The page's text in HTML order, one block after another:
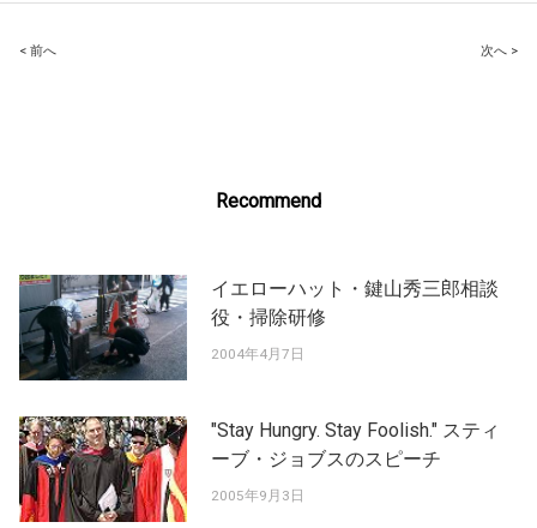
Post
< 前へ 次へ >
Recommend
イエローハット・鍵山秀三郎相談
役・掃除研修
2004年4月7日
"Stay Hungry. Stay Foolish." スティ
ーブ・ジョブスのスピーチ
2005年9月3日